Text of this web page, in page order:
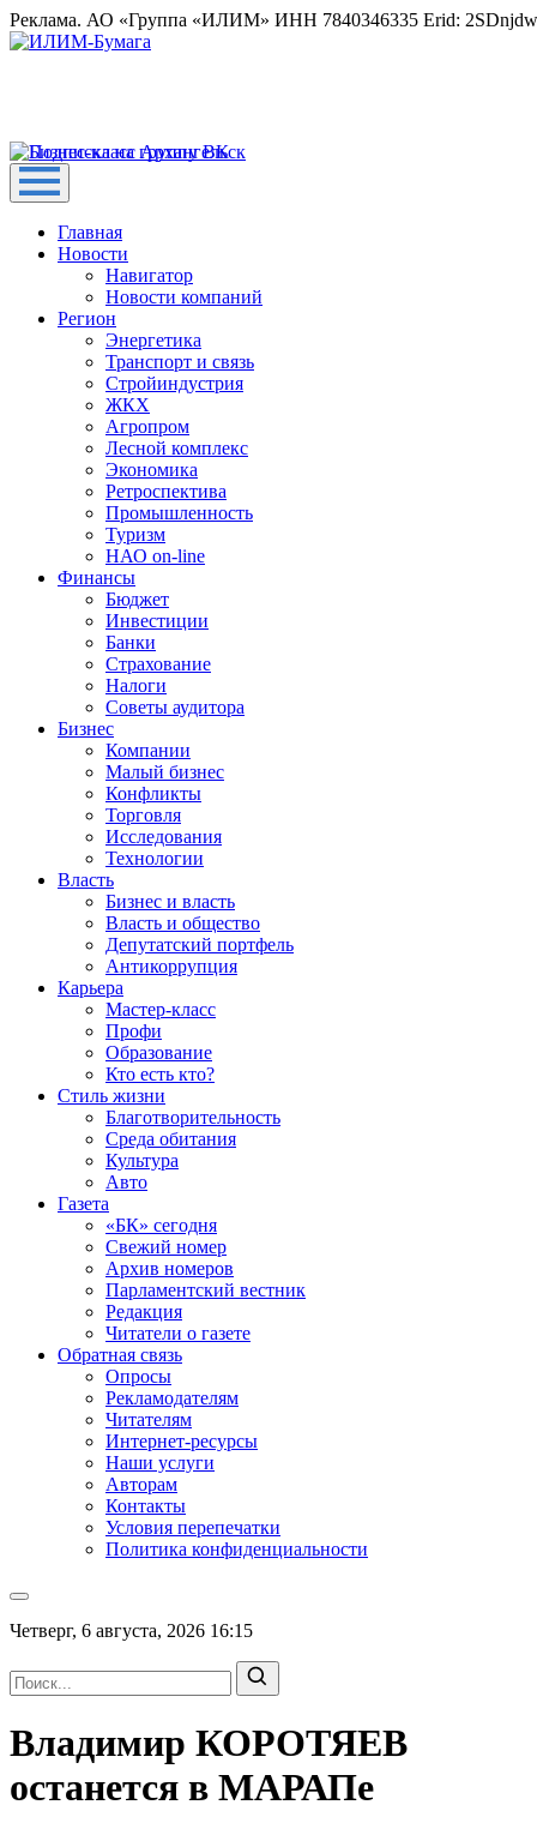
Реклама. АО «Группа «ИЛИМ» ИНН 7840346335 Erid:
Главная
Новости
Навигатор
Новости компаний
Регион
Энергетика
Транспорт и связь
Стройиндустрия
ЖКХ
Агропром
Лесной комплекс
Экономика
Ретроспектива
Промышленность
Туризм
НАО on-line
Финансы
Бюджет
Инвестиции
Банки
Страхование
Налоги
Советы аудитора
Бизнес
Компании
Малый бизнес
Конфликты
Торговля
Исследования
Технологии
Власть
Бизнес и власть
Власть и общество
Депутатский портфель
Антикоррупция
Карьера
Мастер-класс
Профи
Образование
Кто есть кто?
Стиль жизни
Благотворительность
Среда обитания
Культура
Авто
Газета
«БК» сегодня
Свежий номер
Архив номеров
Парламентский вестник
Редакция
Читатели о газете
Обратная связь
Опросы
Рекламодателям
Читателям
Интернет-ресурсы
Наши услуги
Авторам
Контакты
Условия перепечатки
Политика конфиденциальности
Четверг, 6 августа, 2026 16:15
Владимир КОРОТЯЕВ
останется в МАРАПе